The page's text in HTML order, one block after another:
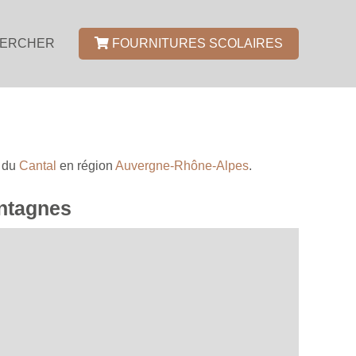
FOURNITURES SCOLAIRES
Cantal en région Auvergne-Rhône-Alpes.